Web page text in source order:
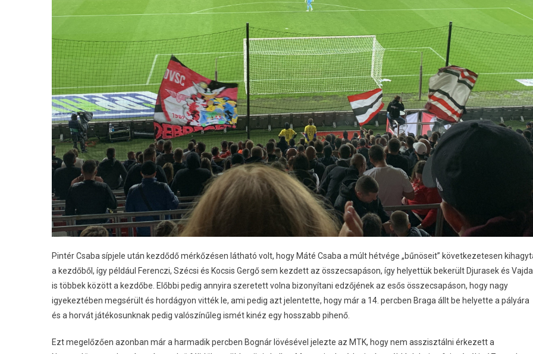
Pintér Csaba sípjele után kezdődő mérkőzésen látható volt, hogy Máté Csaba a múlt hétvége „bűnöseit” következetesen
a kezdőből, így például Ferenczi, Szécsi és Kocsis Gergő sem kezdett az összecsapáson, így helyettük bekerült Djurasek és Vajda
is többek között a kezdőbe. Előbbi pedig annyira szeretett volna bizonyítani edzőjének az esős összecsapáson, hogy nagy
igyekeztében megsérült és hordágyon vitték le, ami pedig azt jelentette, hogy már a 14. percben Braga állt be helyette a pályára
és a horvát játékosunknak pedig valószínűleg ismét kinéz egy hosszabb pihenő.
Ezt megelőzően azonban már a harmadik percben Bognár lövésével jelezte az MTK, hogy nem asszisztálni érkezett a